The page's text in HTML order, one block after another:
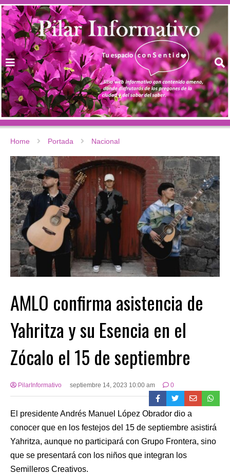
Home Portada Nacional
AMLO confirma asistencia de
Yahritza y su Esencia en el
Zócalo el 15 de septiembre
PilarInformativo septiembre 14, 2023 10:00 am 0
El presidente Andrés Manuel López Obrador dio a
conocer que en los festejos del 15 de septiembre asistirá
Yahritza, aunque no participará con Grupo Frontera, sino
que se presentará con los niños que integran los
Semilleros Creativos.